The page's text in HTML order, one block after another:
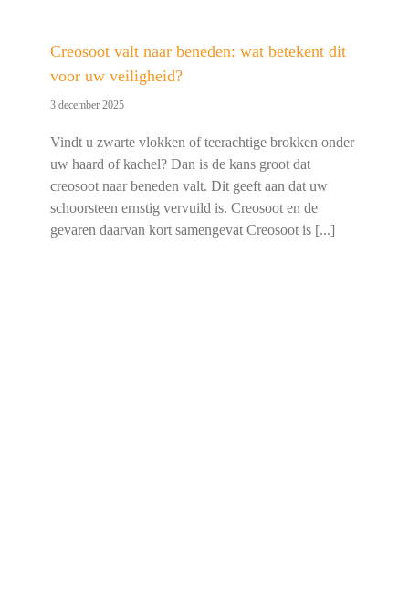
Creosoot valt naar beneden: wat betekent dit
voor uw veiligheid?
3 december 2025
Vindt u zwarte vlokken of teerachtige brokken onder
uw haard of kachel? Dan is de kans groot dat
creosoot naar beneden valt. Dit geeft aan dat uw
schoorsteen ernstig vervuild is. Creosoot en de
gevaren daarvan kort samengevat Creosoot is [...]